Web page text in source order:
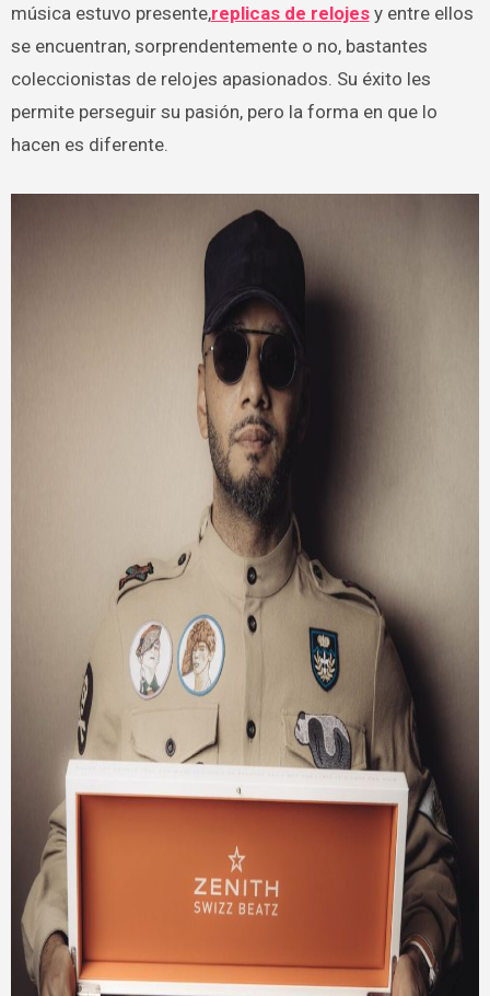
música estuvo presente,replicas de relojesy entre ellos
se encuentran, sorprendentemente o no, bastantes
coleccionistas de relojes apasionados. Su éxito les
permite perseguir su pasión, pero la forma en que lo
hacen es diferente.